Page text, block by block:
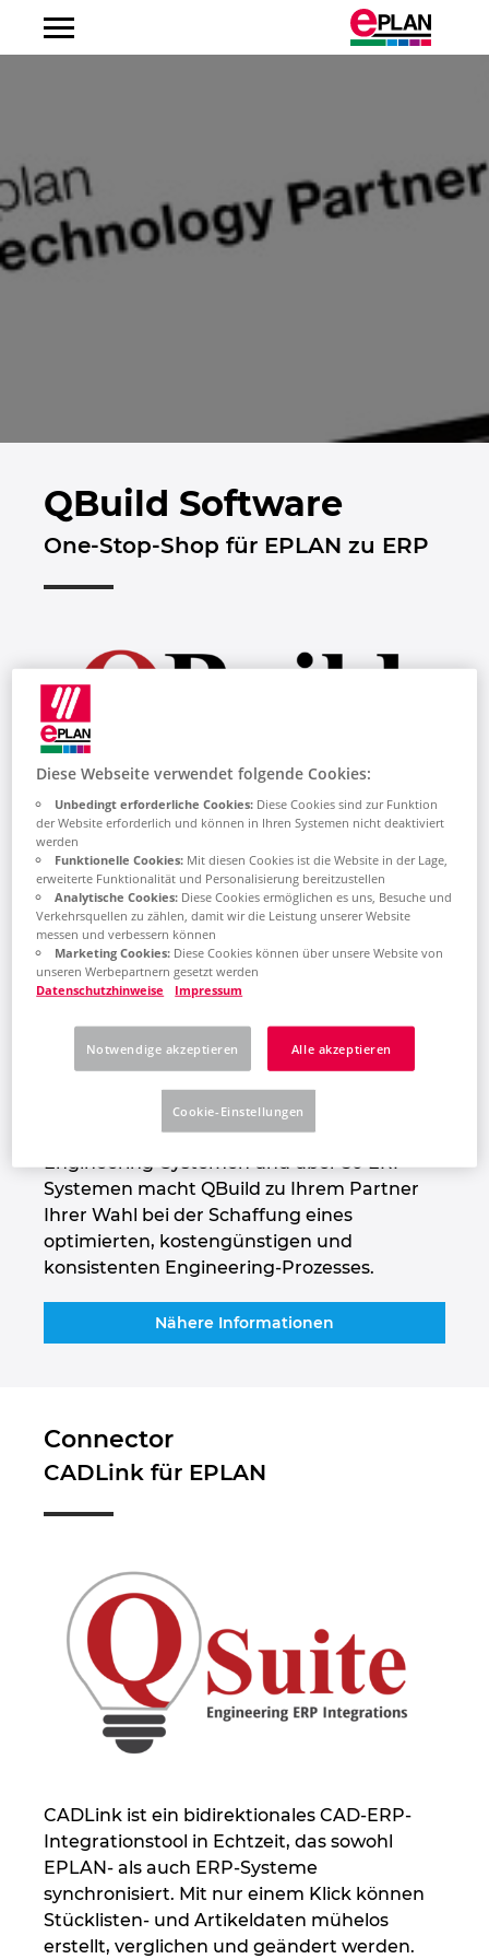
QBuild Software
One-Stop-Shop für EPLAN zu ERP
QBuild ist der Branchenführer bei der
Integration von Engineering-Software in
ERP. Seit Jahrzehnten bieten wir
kundenorientierten Service für über 2.000
Hersteller, die CAD-, PDM-, PLM- und
Nesting-Software mit ERP verbinden. Wir
sind ein One-Stop-Shop für die
Synchronisierung und Verwaltung von
Artikeln und Stücklisten, die Steuerung von
technischen Änderungsprozessen und die
Verschachtelungsdaten. Unsere
umfassende Erfahrung mit über 50
Engineering-Systemen und über 50 ERP-
Systemen macht QBuild zu Ihrem Partner
Ihrer Wahl bei der Schaffung eines
optimierten, kostengünstigen und
konsistenten Engineering-Prozesses.
Nähere Informationen
Connector
CADLink für EPLAN
CADLink ist ein bidirektionales CAD-ERP-
Integrationstool in Echtzeit, das sowohl
EPLAN- als auch ERP-Systeme
synchronisiert. Mit nur einem Klick können
Stücklisten- und Artikeldaten mühelos
erstellt, verglichen und geändert werden.
Argentinien
Australien
Brunei
Bulgarien
Chile
China Taiwan
Dänemark
Deutschland
Finnland
Frankreich
Griechenland
Großbritannien
Irland
Israel
Kolumbien
Luxemburg
Malaysia
Niederlande
Norwegen
Österreich
Diese Webseite verwendet folgende Cookies:
Unbedingt erforderliche Cookies:Diese Cookies sind zur Funktion
der Website erforderlich und können in Ihren Systemen nicht deaktiviert
werden
Funktionelle Cookies:Mit diesen Cookies ist die Website in der Lage,
erweiterte Funktionalität und Personalisierung bereitzustellen
Analytische Cookies:Diese Cookies ermöglichen es uns, Besuche und
Verkehrsquellen zu zählen, damit wir die Leistung unserer Website
messen und verbessern können
Marketing Cookies:Diese Cookies können über unsere Website von
unseren Werbepartnern gesetzt werden
Datenschutzhinweise
Impressum
Notwendige akzeptieren Alle akzeptieren
Cookie-Einstellungen